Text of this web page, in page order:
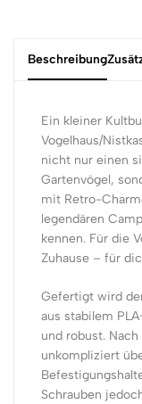
Beschreibung
Ein kleiner
Vogelhaus/
nicht nur einen
Gartenvögel,
mit Retro-
legendären
kennen. Für die
Zuhause – für
Gefertigt wird
aus stabilem
und robust.
unkompliziert
Schrauben